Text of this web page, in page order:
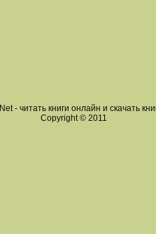
- читать книги онлайн и скачать
Copyright © 2011